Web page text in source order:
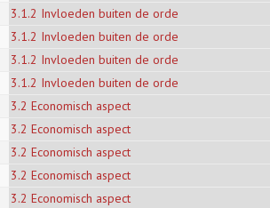
3.1.2 Invloeden buiten de orde
3.1.2 Invloeden buiten de orde
3.1.2 Invloeden buiten de orde
3.1.2 Invloeden buiten de orde
3.2 Economisch aspect
3.2 Economisch aspect
3.2 Economisch aspect
3.2 Economisch aspect
3.2 Economisch aspect